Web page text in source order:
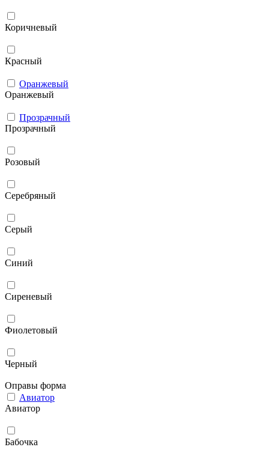
Коричневый
Красный
Оранжевый
Оранжевый
Прозрачный
Прозрачный
Розовый
Серебряный
Серый
Синий
Сиреневый
Фиолетовый
Черный
Оправы форма
Авиатор
Авиатор
Бабочка